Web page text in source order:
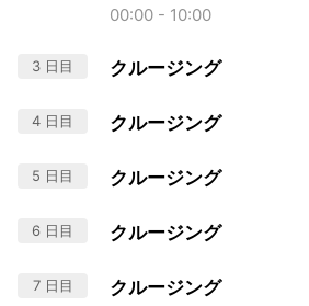
00:00 - 10:00
3 日目 クルージング
4 日目 クルージング
5 日目 クルージング
6 日目 クルージング
7 日目 クルージング